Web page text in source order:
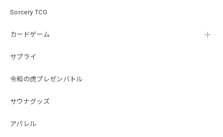
Sorcery TCG
カードゲーム
サプライ
令和の虎プレゼンバトル
サウナグッズ
アパレル